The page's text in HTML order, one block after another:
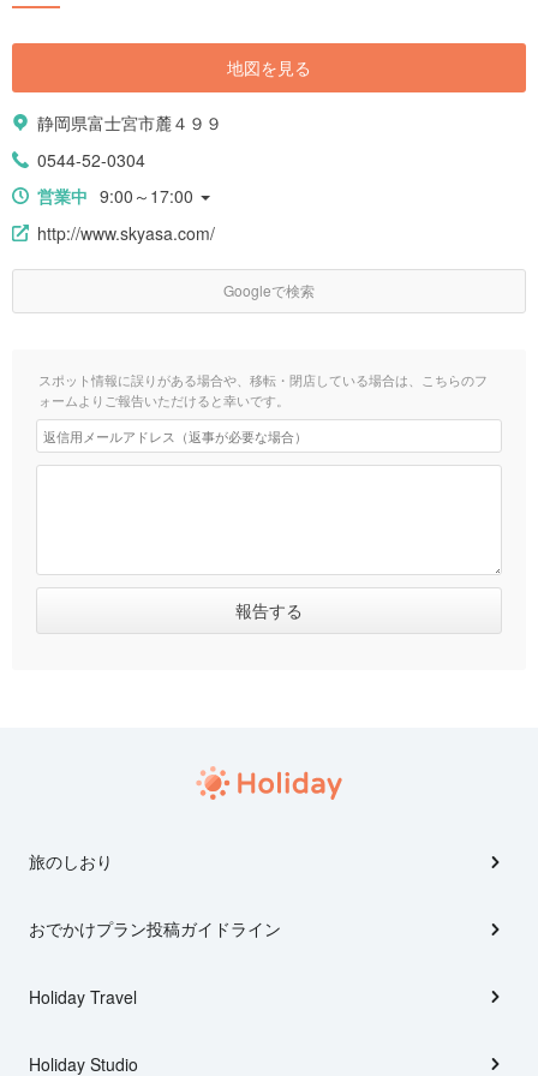
地図を見る
静岡県富士宮市麓４９９
0544-52-0304
営業中 9:00～17:00
http://www.skyasa.com/
Googleで検索
スポット情報に誤りがある場合や、移転・閉店している場合は、こちらのフ
ォームよりご報告いただけると幸いです。
旅のしおり
おでかけプラン投稿ガイドライン
Holiday Travel
Holiday Studio